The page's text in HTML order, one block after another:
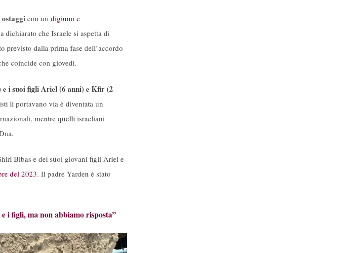
con un digiuno e
dichiarato che Israele si aspetta di
previsto dalla prima fase dell’accordo
coincide con giovedì.
e i suoi figli Ariel (6 anni) e Kfir (2
li portavano via è diventata un
mentre quelli israeliani
Bibas e dei suoi giovani figli Ariel e
del 2023. Il padre Yarden è stato
i figli, ma non abbiamo risposta”